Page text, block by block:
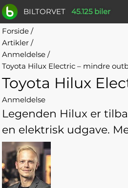
BILTORVET 45.125 biler
Forside /
Artikler /
Anmeldelse /
Toyota Hilux Electric – mindre
Toyota Hilux
Anmeldelse
Legenden Hilux er
en elektrisk udgave.